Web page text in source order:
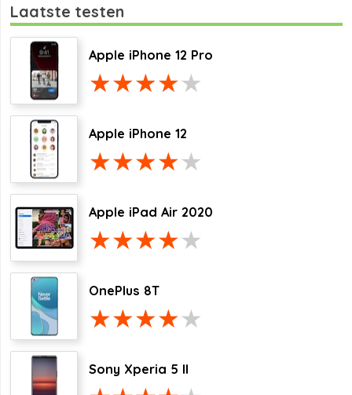
Laatste testen
Apple iPhone 12 Pro
Apple iPhone 12
Apple iPad Air 2020
OnePlus 8T
Sony Xperia 5 II